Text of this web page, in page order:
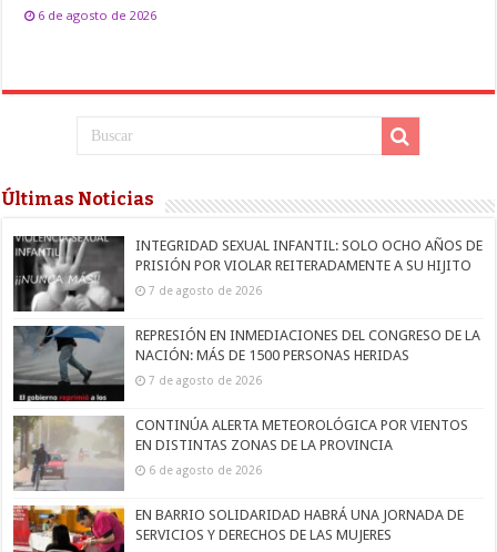
6 de agosto de 2026
Últimas Noticias
INTEGRIDAD SEXUAL INFANTIL: SOLO OCHO AÑOS DE
PRISIÓN POR VIOLAR REITERADAMENTE A SU HIJITO
7 de agosto de 2026
REPRESIÓN EN INMEDIACIONES DEL CONGRESO DE LA
NACIÓN: MÁS DE 1500 PERSONAS HERIDAS
7 de agosto de 2026
CONTINÚA ALERTA METEOROLÓGICA POR VIENTOS
EN DISTINTAS ZONAS DE LA PROVINCIA
6 de agosto de 2026
EN BARRIO SOLIDARIDAD HABRÁ UNA JORNADA DE
SERVICIOS Y DERECHOS DE LAS MUJERES